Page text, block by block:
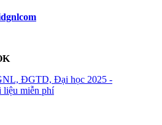
ĐGTD, Đại học 2025 -
liệu miễn phí